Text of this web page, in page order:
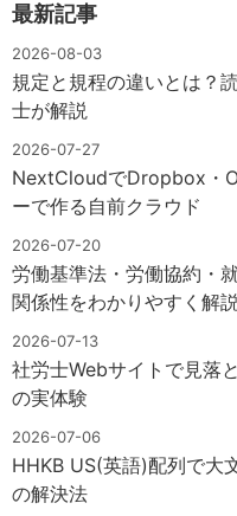
最新記事
2026-08-03
規定と規程の違いとは？
士が解説
2026-07-27
NextCloudでDropbox・
ーで作る自前クラウド
2026-07-20
労働基準法・労働協約・
関係性をわかりやすく解
2026-07-13
社労士Webサイトで見落
の実体験
2026-07-06
HHKB US(英語)配列で大
の解決法